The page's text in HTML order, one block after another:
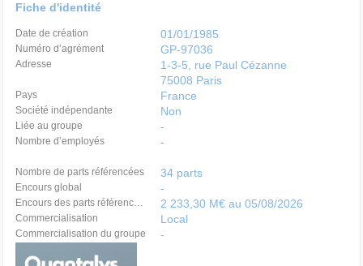
Fiche d'identité
Date de création 01/01/1985
Numéro d’agrément GP-97036
Adresse
1-3-5, rue Paul Cézanne
75008 Paris
Pays France
Société indépendante Non
Liée au groupe -
Nombre d’employés -
Nombre de parts référencées 34 parts
Encours global -
Encours des parts référencées 2 233,30 M€ au 05/08/2026
Commercialisation Local
Commercialisation du groupe -